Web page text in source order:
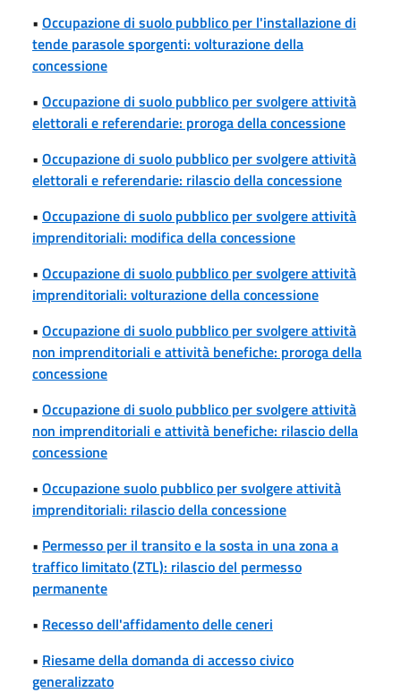
• Occupazione di suolo pubblico per l'installazione di
tende parasole sporgenti: volturazione della
concessione
• Occupazione di suolo pubblico per svolgere attività
elettorali e referendarie: proroga della concessione
• Occupazione di suolo pubblico per svolgere attività
elettorali e referendarie: rilascio della concessione
• Occupazione di suolo pubblico per svolgere attività
imprenditoriali: modifica della concessione
• Occupazione di suolo pubblico per svolgere attività
imprenditoriali: volturazione della concessione
• Occupazione di suolo pubblico per svolgere attività
non imprenditoriali e attività benefiche: proroga della
concessione
• Occupazione di suolo pubblico per svolgere attività
non imprenditoriali e attività benefiche: rilascio della
concessione
• Occupazione suolo pubblico per svolgere attività
imprenditoriali: rilascio della concessione
• Permesso per il transito e la sosta in una zona a
traffico limitato (ZTL): rilascio del permesso
permanente
• Recesso dell'affidamento delle ceneri
• Riesame della domanda di accesso civico
generalizzato